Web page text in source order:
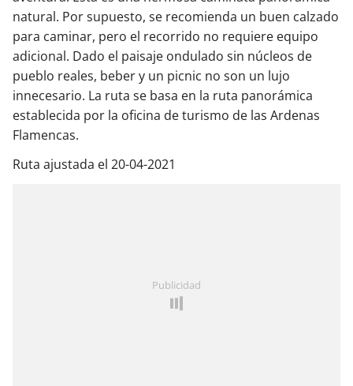
natural. Por supuesto, se recomienda un buen calzado
para caminar, pero el recorrido no requiere equipo
adicional. Dado el paisaje ondulado sin núcleos de
pueblo reales, beber y un picnic no son un lujo
innecesario. La ruta se basa en la ruta panorámica
establecida por la oficina de turismo de las Ardenas
Flamencas.
Ruta ajustada el 20-04-2021
Publicidad